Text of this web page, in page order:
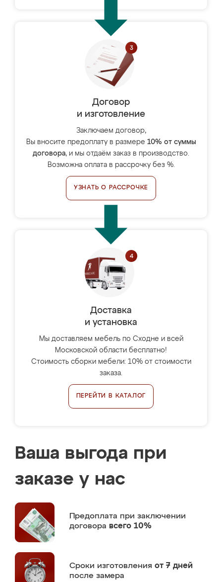
Договор
и изготовление
Заключаем договор,
Вы вносите предоплату в размере 10% от суммы
договора, и мы отдаём заказ в производство.
Возможна оплата в рассрочку без %.
УЗНАТЬ О РАССРОЧКЕ
Доставка
и установка
Мы доставляем мебель по Сходне и всей
Московской области бесплатно!
Стоимость сборки мебели: 10% от стоимости
заказа.
ПЕРЕЙТИ В КАТАЛОГ
Ваша выгода при
заказе у нас
Предоплата при заключении
договора всего 10%
Сроки изготовления от 7 дней
после замера